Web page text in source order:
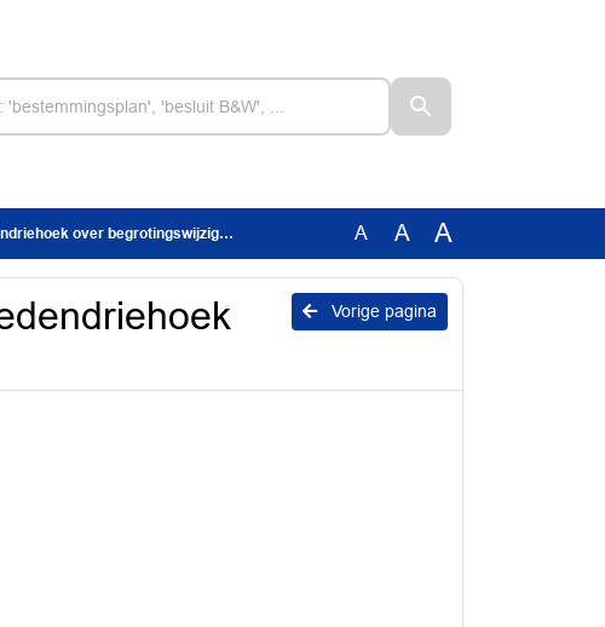
over begrotingswijziging A A A
Vorige pagina